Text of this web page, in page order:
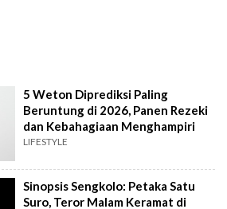
5 Weton Diprediksi Paling
Beruntung di 2026, Panen Rezeki
dan Kebahagiaan Menghampiri
LIFESTYLE
Sinopsis Sengkolo: Petaka Satu
Suro, Teror Malam Keramat di